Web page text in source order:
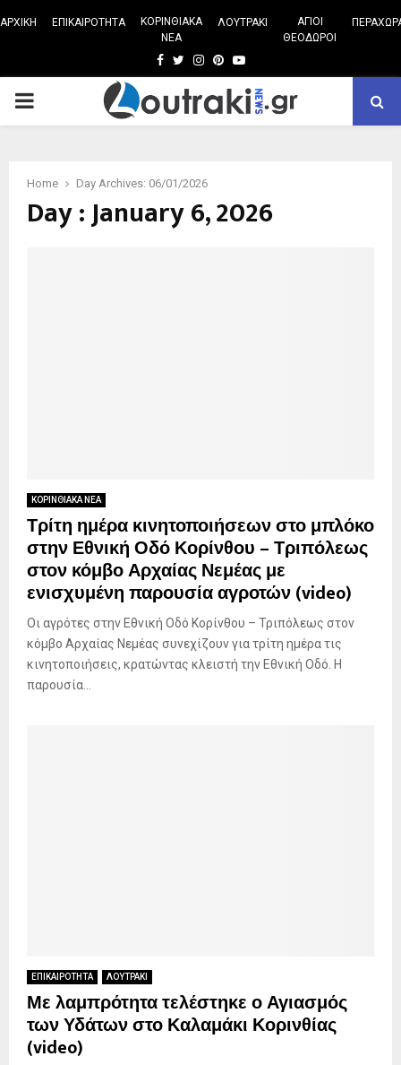
ΑΡΧΙΚΗ ΕΠΙΚΑΙΡΟΤΗΤΑ
ΚΟΡΙΝΘΙΑΚΑ
ΝΕΑ
ΛΟΥΤΡΑΚΙ
ΑΓΙΟΙ
ΘΕΟΔΩΡΟΙ
Facebook
TwitterInstagram
Pinterest
Youtube
PRIMARY
Home Day Archives: 06/01/2026
Day : January 6, 2026
ΚΟΡΙΝΘΙΑΚΑ ΝΕΑ
Τρίτη ημέρα κινητοποιήσεων στο μπλόκο
στην Εθνική Οδό Κορίνθου – Τριπόλεως
στον κόμβο Αρχαίας Νεμέας με
ενισχυμένη παρουσία αγροτών (video)
Οι αγρότες στην Εθνική Οδό Κορίνθου – Τριπόλεως στον
κόμβο Αρχαίας Νεμέας συνεχίζουν για τρίτη ημέρα τις
κινητοποιήσεις, κρατώντας κλειστή την Εθνική Οδό. Η
παρουσία...
ΕΠΙΚΑΙΡΟΤΗΤΑ ΛΟΥΤΡΑΚΙ
Με λαμπρότητα τελέστηκε ο Αγιασμός
των Υδάτων στο Καλαμάκι Κορινθίας
(video)